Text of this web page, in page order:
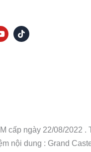
Y
o
T
i
cấp ngày 22/08/
nội dung : Grand